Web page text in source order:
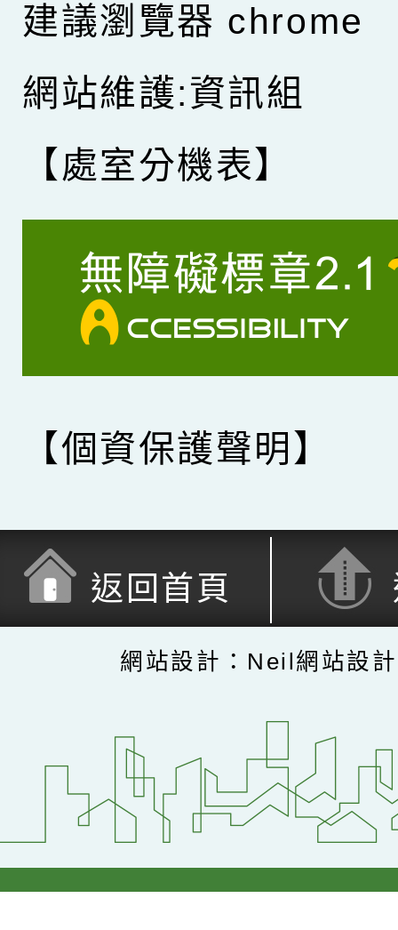
建議瀏覽器 chrome
網站維護:資訊組
【處室分機表】
【個資保護聲明】
返回首頁
網站設計：Neil網站設